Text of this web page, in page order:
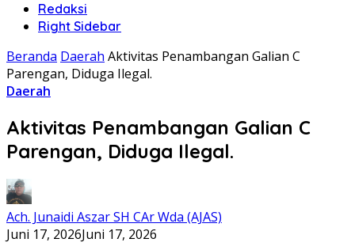
Redaksi
Right Sidebar
Beranda Daerah Aktivitas Penambangan Galian C
Parengan, Diduga Ilegal.
Daerah
Aktivitas Penambangan Galian C
Parengan, Diduga Ilegal.
Ach. Junaidi Aszar SH CAr Wda (AJAS)
Juni 17, 2026Juni 17, 2026